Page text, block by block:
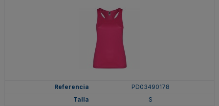
PD03490178
S